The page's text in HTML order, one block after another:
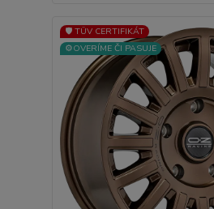
🛡️ TÜV CERTIFIKÁT
⚙️OVERÍME ČI PASUJE